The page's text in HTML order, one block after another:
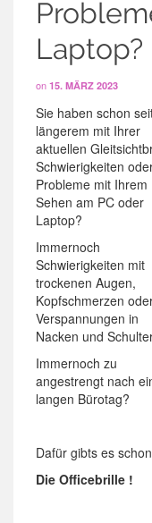
Laptop?
on 15. MÄRZ 2023
Sie haben schon
längerem mit Ihrer
aktuellen
Schwierigkeiten
Probleme mit Ihrem
Sehen am PC oder
Laptop?
Immernoch
Schwierigkeiten mit
trockenen Augen,
Kopfschmerzen
Verspannungen in
Nacken und
Immernoch zu
angestrengt nach
langen Bürotag?
Dafür gibts es
Die Officebrille !